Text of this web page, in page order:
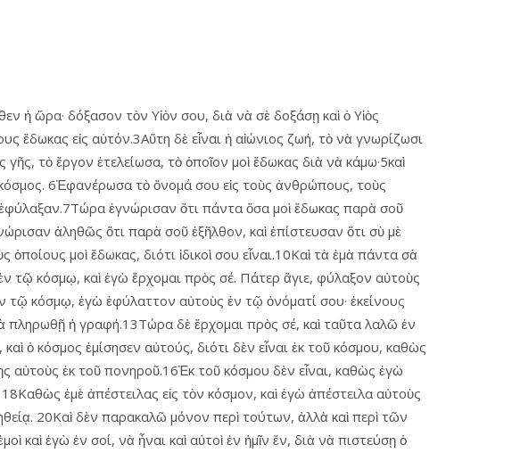
ἡ ὥρα· δόξασον τὸν Υἱὸν σου, διὰ νὰ σὲ δοξάσῃ καὶ ὁ Υἱὸς
ἔδωκας εἰς αὐτόν.3Αὕτη δὲ εἶναι ἡ αἰώνιος ζωή, τὸ νὰ γνωρίζωσι
τὸ ἔργον ἐτελείωσα, τὸ ὁποῖον μοὶ ἔδωκας διὰ νὰ κάμω·5καὶ
6Ἐφανέρωσα τὸ ὄνομά σου εἰς τοὺς ἀνθρώπους, τοὺς
ἐφύλαξαν.7Τώρα ἐγνώρισαν ὅτι πάντα ὅσα μοὶ ἔδωκας παρὰ σοῦ
ἀληθῶς ὅτι παρὰ σοῦ ἐξῆλθον, καὶ ἐπίστευσαν ὅτι σὺ μὲ
μοὶ ἔδωκας, διότι ἰδικοὶ σου εἶναι.10Καὶ τὰ ἐμὰ πάντα σὰ
ἐν τῷ κόσμῳ, καὶ ἐγὼ ἔρχομαι πρὸς σέ. Πάτερ ἅγιε, φύλαξον αὐτοὺς
τῷ κόσμῳ, ἐγὼ ἐφύλαττον αὐτοὺς ἐν τῷ ὀνόματί σου· ἐκείνους
πληρωθῇ ἡ γραφή.13Τώρα δὲ ἔρχομαι πρὸς σέ, καὶ ταῦτα λαλῶ ἐν
ὁ κόσμος ἐμίσησεν αὐτούς, διότι δὲν εἶναι ἐκ τοῦ κόσμου, καθὼς
αὐτοὺς ἐκ τοῦ πονηροῦ.16Ἐκ τοῦ κόσμου δὲν εἶναι, καθὼς ἐγὼ
ἐμὲ ἀπέστειλας εἰς τὸν κόσμον, καὶ ἐγὼ ἀπέστειλα αὐτοὺς
20Καὶ δὲν παρακαλῶ μόνον περὶ τούτων, ἀλλὰ καὶ περὶ τῶν
καὶ ἐγὼ ἐν σοί, νὰ ἦναι καὶ αὐτοὶ ἐν ἡμῖν ἕν, διὰ νὰ πιστεύσῃ ὁ